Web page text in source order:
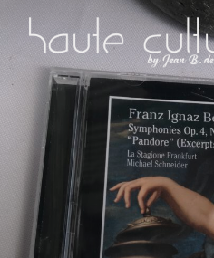
Inhalt
springen